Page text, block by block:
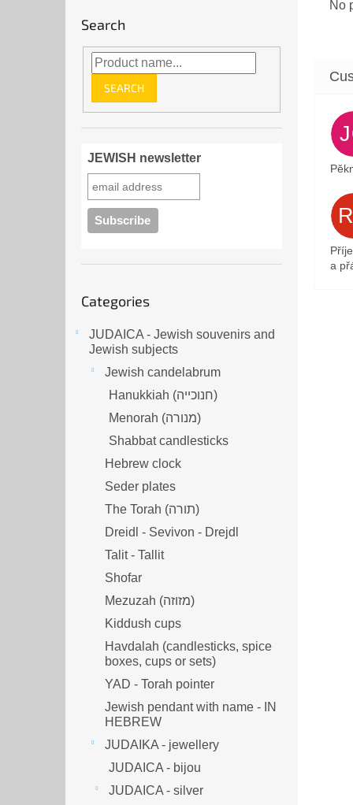
Search
SEARCH
JEWISH newsletter
categories
Categories
JUDAICA - Jewish souvenirs and
Jewish subjects
Jewish candelabrum
Hanukkiah (חנוכייה)
Menorah (מנורה‎)
Shabbat candlesticks
Hebrew clock
Seder plates
The Torah (תורה)
Dreidl - Sevivon - Drejdl
Talit - Tallit
Shofar
Mezuzah (מזוזה‎‎)
Kiddush cups
Havdalah (candlesticks, spice
boxes, cups or sets)
YAD - Torah pointer
Jewish pendant with name - IN
HEBREW
JUDAIKA - jewellery
JUDAICA - bijou
JUDAICA - silver
No
a